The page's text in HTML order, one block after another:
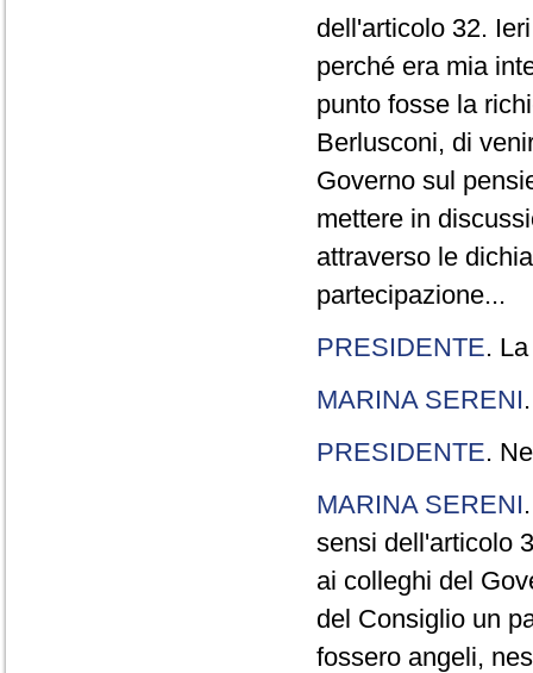
dell'articolo 32.
perché era mia
punto fosse la
Berlusconi, di
Governo sul
mettere in
attraverso le
partecipazione...
PRESIDENTE.
MARINA SERENI
PRESIDENTE.
MARINA SERENI
sensi dell'articolo
ai colleghi del
del Consiglio un
fossero angeli,